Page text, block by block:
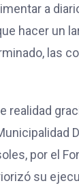
a
hacer un
las
realidad
por el
su